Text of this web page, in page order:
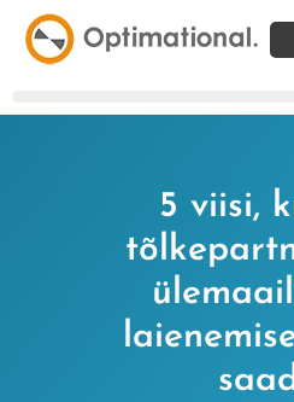
5 viisi,